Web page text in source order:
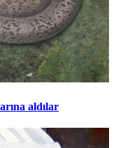
aldılar